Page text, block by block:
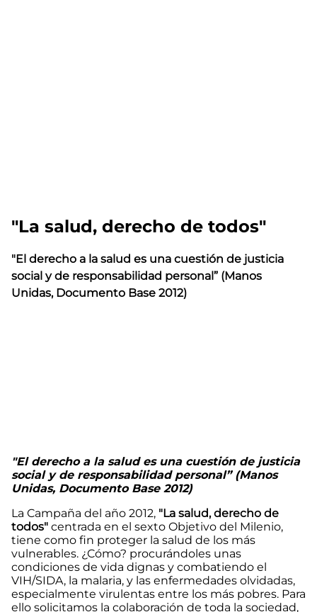
"La salud, derecho de todos"
"El derecho a la salud es una cuestión de justicia
social y de responsabilidad personal” (Manos
Unidas, Documento Base 2012)
"El derecho a la salud es una cuestión de justicia
social y de responsabilidad personal” (Manos
Unidas, Documento Base 2012)
La Campaña del año 2012, "La salud, derecho de
todos" centrada en el sexto Objetivo del Milenio,
tiene como fin proteger la salud de los más
vulnerables. ¿Cómo? procurándoles unas
condiciones de vida dignas y combatiendo el
VIH/SIDA, la malaria, y las enfermedades olvidadas,
especialmente virulentas entre los más pobres. Para
ello solicitamos la colaboración de toda la sociedad,